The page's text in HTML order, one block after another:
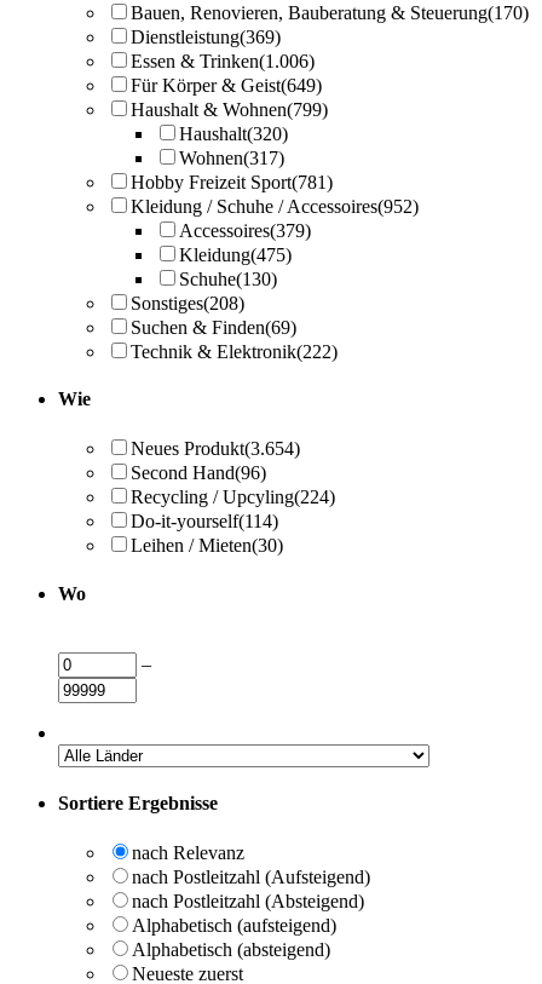
Bauen, Renovieren, Bauberatung & Steuerung(170)
Dienstleistung(369)
Essen & Trinken(1.006)
Für Körper & Geist(649)
Haushalt & Wohnen(799)
Haushalt(320)
Wohnen(317)
Hobby Freizeit Sport(781)
Kleidung / Schuhe / Accessoires(952)
Accessoires(379)
Kleidung(475)
Schuhe(130)
Sonstiges(208)
Suchen & Finden(69)
Technik & Elektronik(222)
Wie
Neues Produkt(3.654)
Second Hand(96)
Recycling / Upcyling(224)
Do-it-yourself(114)
Leihen / Mieten(30)
Wo
–
Sortiere Ergebnisse
nach Relevanz
nach Postleitzahl (Aufsteigend)
nach Postleitzahl (Absteigend)
Alphabetisch (aufsteigend)
Alphabetisch (absteigend)
Neueste zuerst